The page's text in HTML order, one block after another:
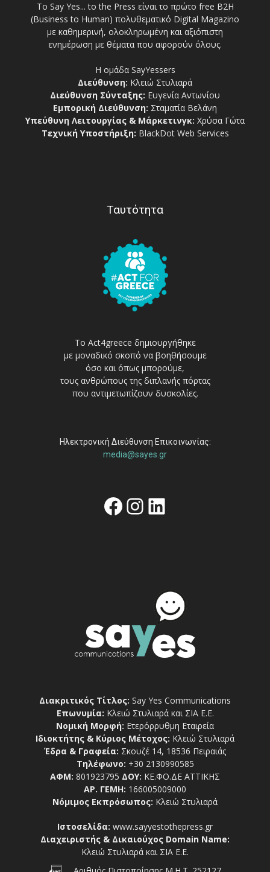
Το Say Yes... to the Press είναι το πρώτο free Β2Η
(Business to Human) πολυθεματικό Digital Magazino
με καθημερινή, ολοκληρωμένη και αξιόπιστη
ενημέρωση με θέματα που αφορούν όλους.
Η ομάδα SayYessers
Διεύθυνση: Κλειώ Στυλιαρά
Διεύθυνση Σύνταξης: Ευγενία Αντωνίου
Εμπορική Διεύθυνση: Σταματία Βελάνη
Υπεύθυνη Λειτουργίας & Μάρκετινγκ: Χρύσα Γώτα
Τεχνική Υποστήριξη: BlackDot Web Services
Ταυτότητα
Το Act4greece δημιουργήθηκε
με μοναδικό σκοπό να βοηθήσουμε
όσο και όπως μπορούμε,
τους ανθρώπους της διπλανής πόρτας
που αντιμετωπίζουν δυσκολίες.
Ηλεκτρονική Διεύθυνση Επικοινωνίας:
media@sayes.gr
Facebook
Instagram
Linkedin
Διακριτικός Τίτλος: Say Yes Communications
Επωνυμία: Κλειώ Στυλιαρά και ΣΙΑ Ε.Ε.
Νομική Μορφή: Ετερόρρυθμη Εταιρεία
Ιδιοκτήτης & Κύριος Μέτοχος: Κλειώ Στυλιαρά
Έδρα & Γραφεία: Σκουζέ 14, 18536 Πειραιάς
Τηλέφωνο: +30 2130990585
ΑΦΜ: 801923795 ΔΟΥ: ΚΕ.ΦΟ.ΔΕ ΑΤΤΙΚΗΣ
ΑΡ. ΓΕΜΗ: 166005009000
Νόμιμος Εκπρόσωπος: Κλειώ Στυλιαρά
Ιστοσελίδα: www.sayyestothepress.gr
Διαχειριστής & Δικαιούχος Domain Name:
Κλειώ Στυλιαρά και ΣΙΑ Ε.Ε.